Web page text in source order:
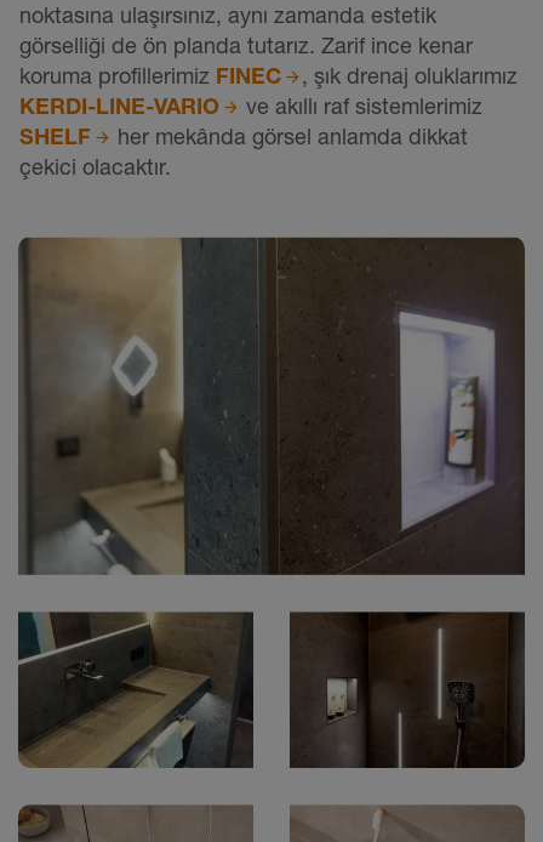
noktasına ulaşırsınız, aynı zamanda estetik
görselliği de ön planda tutarız. Zarif ince kenar
koruma profillerimiz​​​​​​​ FINEC
, şık drenaj oluklarımız​​​​​​​
KERDI-LINE-VARIO
ve akıllı raf sistemlerimiz​​​​​​​
SHELF
her mekânda görsel anlamda dikkat
çekici olacaktır.